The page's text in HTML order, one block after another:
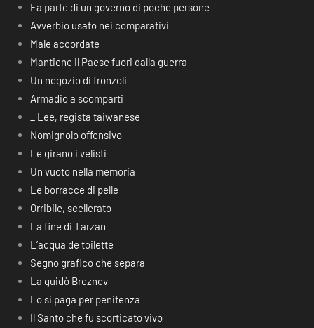
Fa parte di un governo di poche persone
Avverbio usato nei comparativi
Male accordate
Mantiene il Paese fuori dalla guerra
Un negozio di fronzoli
Armadio a scomparti
_ Lee, regista taiwanese
Nomignolo offensivo
Le girano i velisti
Un vuoto nella memoria
Le borracce di pelle
Orribile, scellerato
La fine di Tarzan
L’acqua de toilette
Segno grafico che separa
La guidò Breznev
Lo si paga per penitenza
Il Santo che fu scorticato vivo